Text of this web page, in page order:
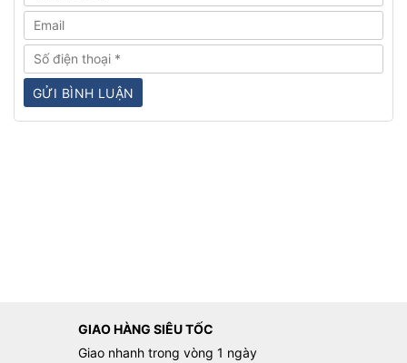
GIAO HÀNG SIÊU TỐC
Giao nhanh trong vòng 1 ngày